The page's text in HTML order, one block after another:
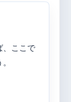
、ここで